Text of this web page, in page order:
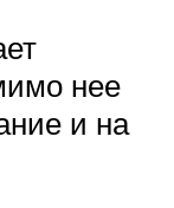
нее
и на